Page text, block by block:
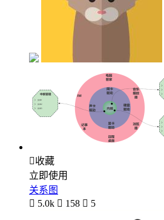
收藏
立即使用
关系图
 5.0k  158  5